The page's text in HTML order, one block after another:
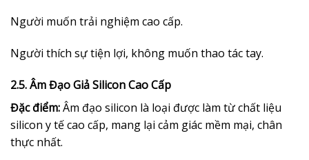
Người muốn trải nghiệm cao cấp.
Người thích sự tiện lợi, không muốn thao tác tay.
2.5. Âm Đạo Giả Silicon Cao Cấp
Đặc điểm:Âm đạo silicon là loại được làm từ chất liệu
silicon y tế cao cấp, mang lại cảm giác mềm mại, chân
thực nhất.